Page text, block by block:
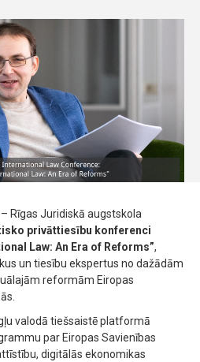
– Rīgas Juridiskā augstskola
privāttiesību konferenci
Law: An Era of Reforms”,
un tiesību ekspertus no dažādām
reformām Eiropas
valodā tiešsaistē platformā
par Eiropas Savienības
digitālās ekonomikas